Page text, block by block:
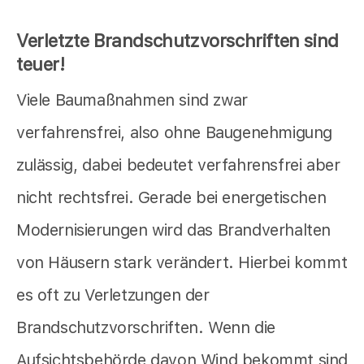
Verletzte Brandschutzvorschriften sind
teuer!
Viele Baumaßnahmen sind zwar
verfahrensfrei, also ohne Baugenehmigung
zulässig, dabei bedeutet verfahrensfrei aber
nicht rechtsfrei. Gerade bei energetischen
Modernisierungen wird das Brandverhalten
von Häusern stark verändert. Hierbei kommt
es oft zu Verletzungen der
Brandschutzvorschriften. Wenn die
Aufsichtsbehörde davon Wind bekommt sind